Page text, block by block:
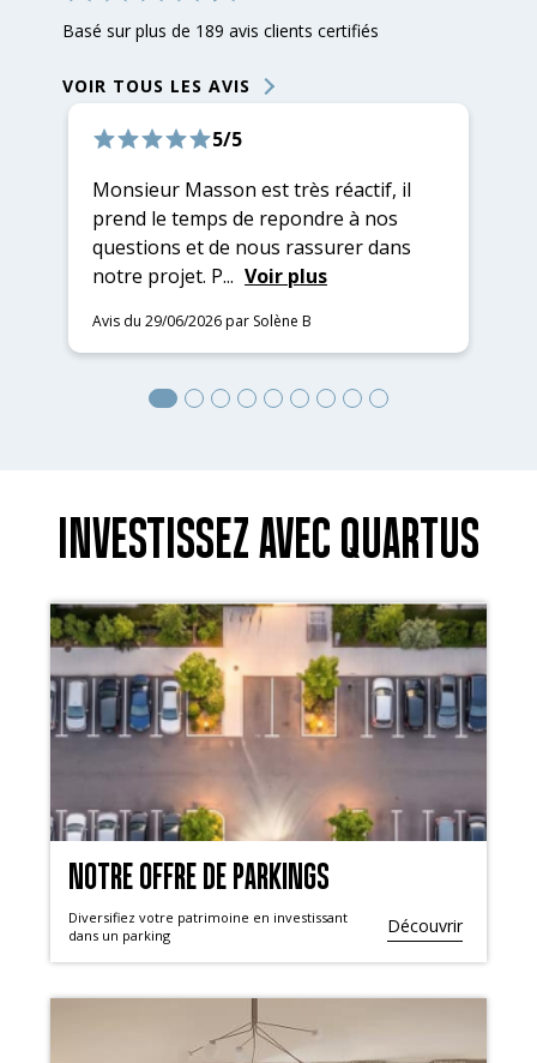
Basé sur plus de 189 avis clients certifiés
VOIR TOUS LES AVIS
5/5
Monsieur Masson est très réactif, il
prend le temps de repondre à nos
questions et de nous rassurer dans
notre projet. P... Voir plus
Avis du 29/06/2026 par Solène B
INVESTISSEZ AVEC QUARTUS
NOTRE OFFRE DE PARKINGS
Diversifiez votre patrimoine en investissant
dans un parking
Découvrir